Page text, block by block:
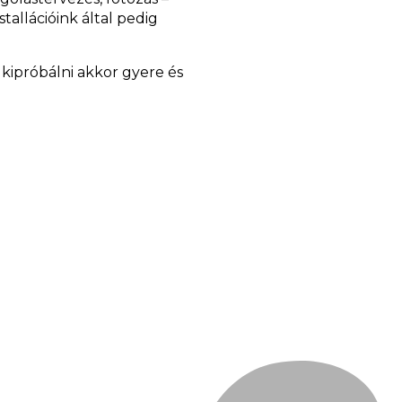
által pedig
akkor gyere és